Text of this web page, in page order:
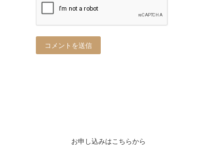
お申し込みはこちらから